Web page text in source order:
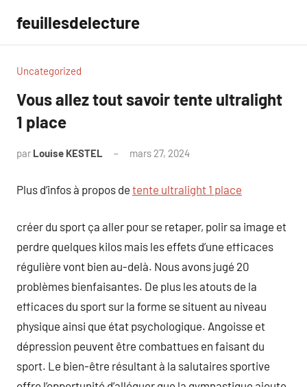
contenu
feuillesdelecture
Uncategorized
Vous allez tout savoir tente ultralight
1 place
par Louise KESTEL mars 27, 2024
Plus d’infos à propos de tente ultralight 1 place
créer du sport ça aller pour se retaper, polir sa image et
perdre quelques kilos mais les effets d’une efficaces
régulière vont bien au-delà. Nous avons jugé 20
problèmes bienfaisantes. De plus les atouts de la
efficaces du sport sur la forme se situent au niveau
physique ainsi que état psychologique. Angoisse et
dépression peuvent être combattues en faisant du
sport. Le bien-être résultant à la salutaires sportive